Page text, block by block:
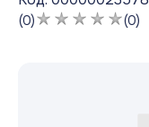
(0) (0)